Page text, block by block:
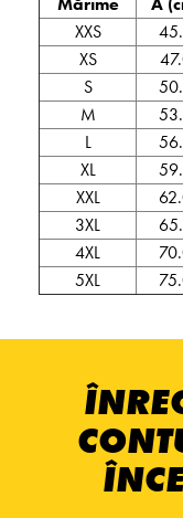
XXS
XS
S
M
L
XL
XXL
3XL
4XL
5XL